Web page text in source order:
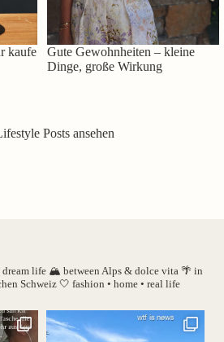
kaufe
Gute Gewohnheiten – kleine
Dinge, große Wirkung
Posts ansehen
dream life 🏔️ between Alps & dolce vita 🌴 in
Schweiz 🤍 fashion • home • real life